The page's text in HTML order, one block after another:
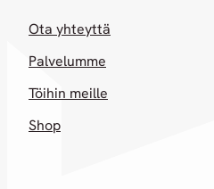
Ota yhteyttä
Palvelumme
Töihin meille
Shop